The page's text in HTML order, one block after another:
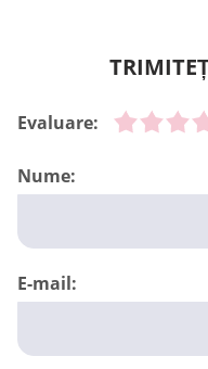
Evaluare:
Nume:
E-mail: